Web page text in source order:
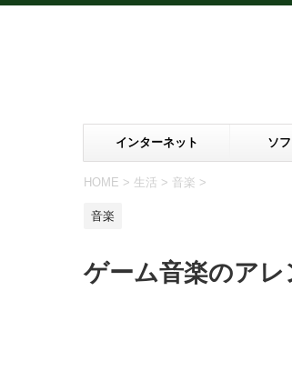
インターネット ソ
HOME > 生活 > 音楽 >
音楽
ゲーム音楽のア